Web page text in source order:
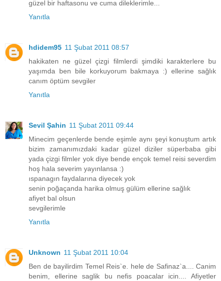
güzel bir haftasonu ve cuma dileklerimle...
Yanıtla
hdidem95 11 Şubat 2011 08:57
hakikaten ne güzel çizgi filmlerdi şimdiki karakterlere bu
yaşımda ben bile korkuyorum bakmaya :) ellerine sağlık
canım öptüm sevgiler
Yanıtla
Sevil Şahin 11 Şubat 2011 09:44
Minecim geçenlerde bende eşimle aynı şeyi konuştum artık
bizim zamanımızdaki kadar güzel diziler süperbaba gibi
yada çizgi filmler yok diye bende ençok temel reisi severdim
hoş hala severim yayınlansa :)
ıspanagın faydalarına diyecek yok
senin poğaçanda harika olmuş gülüm ellerine sağlık
afiyet bal olsun
sevgilerimle
Yanıtla
Unknown 11 Şubat 2011 10:04
Ben de bayilirdim Temel Reis`e. hele de Safinaz`a.... Canim
benim, ellerine saglik bu nefis poacalar icin.... Afiyetler